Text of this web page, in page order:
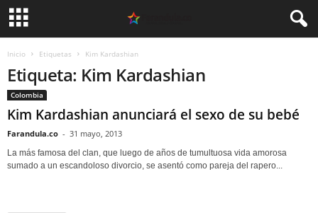
Inicio Etiquetas Kim Kardashian
Etiqueta: Kim Kardashian
Colombia
Kim Kardashian anunciará el sexo de su bebé
Farandula.co - 31 mayo, 2013
La más famosa del clan, que luego de años de tumultuosa vida amorosa
sumado a un escandoloso divorcio, se asentó como pareja del rapero...